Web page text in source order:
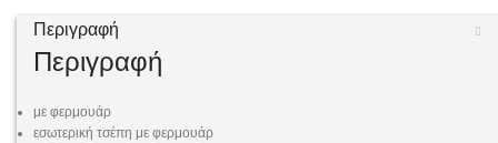
Περιγραφή
Περιγραφή
με φερμουάρ
εσωτερική τσέπη με φερμουάρ